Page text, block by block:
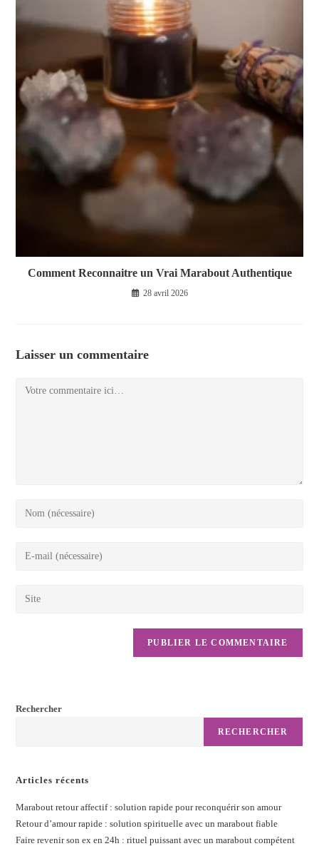
Comment Reconnaitre un Vrai Marabout Authentique
28 avril 2026
Laisser un commentaire
Rechercher
RECHERCHER
Articles récents
Marabout retour affectif : solution rapide pour reconquérir son amour
Retour d’amour rapide : solution spirituelle avec un marabout fiable
Faire revenir son ex en 24h : rituel puissant avec un marabout compétent